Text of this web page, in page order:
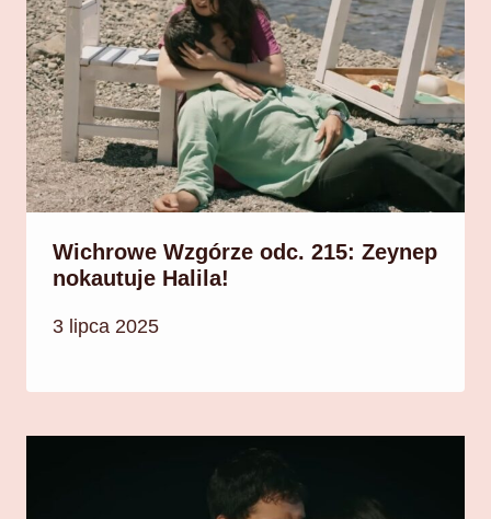
Wichrowe Wzgórze odc. 215: Zeynep
nokautuje Halila!
3 lipca 2025